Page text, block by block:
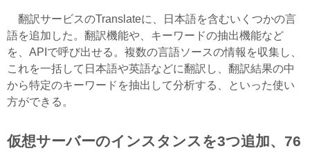
翻訳サービスのTranslateに、日本語を含むいくつかの言
語を追加した。翻訳機能や、キーワードの抽出機能など
を、APIで呼び出せる。複数の言語ソースの情報を収集し、
これを一括して日本語や英語などに翻訳し、翻訳結果の中
から特定のキーワードを抽出して分析する、といった使い
方ができる。
仮想サーバーのインスタンスを3つ追加、76